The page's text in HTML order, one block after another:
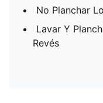
No Planchar
Lavar Y
Revés